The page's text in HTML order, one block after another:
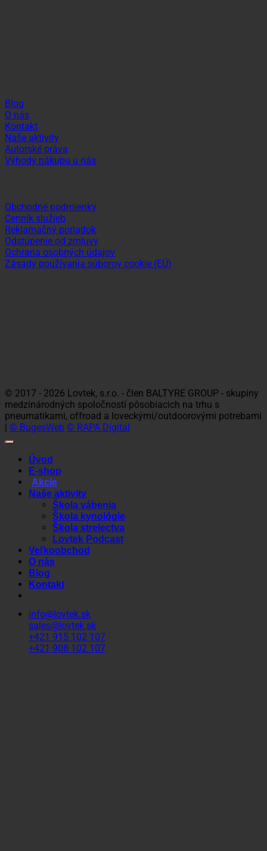
Blog
O nás
Kontakt
Naše aktivity
Autorské práva
Výhody nákupu u nás
Obchodné podmienky
Cenník služieb
Reklamačný poriadok
Odstúpenie od zmluvy
Ochrana osobných údajov
Zásady používania súborov cookie (EÚ)
© 2017 - 2026 Lovtek, s.r.o. - člen BALTYRE GROUP - skupiny
medzinárodných spoločností pôsobiacich na trhu s
pneumatikami, offroad a loveckými/outdoorovými potrebami
© BugesWeb © RAPA Digital
Úvod
E-shop
Akcie
Naše aktivity
Škola vábenia
Škola kynológie
Škola strelectva
Lovtek Podcast
Veľkoobchod
O nás
Blog
Kontakt
info@lovtek.sk
sales@lovtek.sk
+421 915 102 107
+421 908 102 107